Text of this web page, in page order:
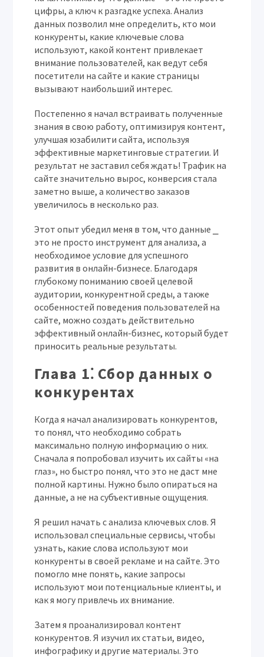
цифры, а ключ к разгадке успеха. Анализ
данных позволил мне определить, кто мои
конкуренты, какие ключевые слова
используют, какой контент привлекает
внимание пользователей, как ведут себя
посетители на сайте и какие страницы
вызывают наибольший интерес.
Постепенно я начал встраивать полученные
знания в свою работу, оптимизируя контент,
улучшая юзабилити сайта, используя
эффективные маркетинговые стратегии. И
результат не заставил себя ждать! Трафик на
сайте значительно вырос, конверсия стала
заметно выше, а количество заказов
увеличилось в несколько раз.
Этот опыт убедил меня в том, что данные ⎯
это не просто инструмент для анализа, а
необходимое условие для успешного
развития в онлайн-бизнесе. Благодаря
глубокому пониманию своей целевой
аудитории, конкурентной среды, а также
особенностей поведения пользователей на
сайте, можно создать действительно
эффективный онлайн-бизнес, который будет
приносить реальные результаты.
Глава 1⁚ Сбор данных о
конкурентах
Когда я начал анализировать конкурентов,
то понял, что необходимо собрать
максимально полную информацию о них.
Сначала я попробовал изучить их сайты «на
глаз», но быстро понял, что это не даст мне
полной картины. Нужно было опираться на
данные, а не на субъективные ощущения.
Я решил начать с анализа ключевых слов. Я
использовал специальные сервисы, чтобы
узнать, какие слова используют мои
конкуренты в своей рекламе и на сайте. Это
помогло мне понять, какие запросы
используют мои потенциальные клиенты, и
как я могу привлечь их внимание.
Затем я проанализировал контент
конкурентов. Я изучил их статьи, видео,
инфографику и другие материалы. Это